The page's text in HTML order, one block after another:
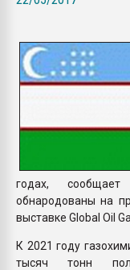
годах,
обнародованы на
выставке Global Oil
К 2021 году
тысяч тонн